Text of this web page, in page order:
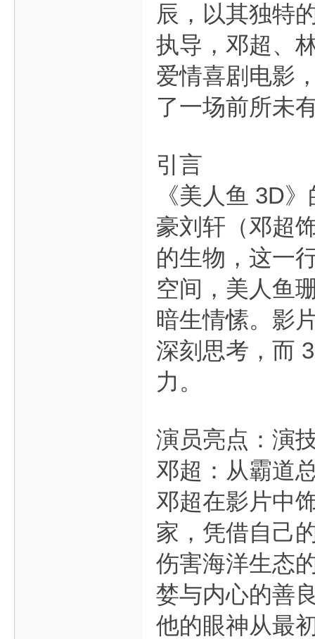
辰，以其独特
执导，邓超、
爱情喜剧电影
了一场前所未
引言
《美人鱼 3D
豪刘轩（邓超
的生物，这一
空间，美人鱼
暗生情愫。影
深刻思考，而
力。
演员亮点：演
邓超：从霸道
邓超在影片中
家，凭借自己
伤害海洋生态
婪与内心的善
他的眼神从最